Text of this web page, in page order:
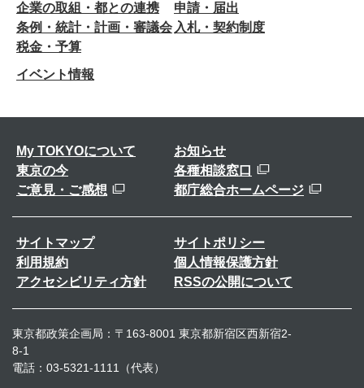
企業の取組・都との連携
申請・届出
条例・統計・計画・審議会 入札・契約制度
税金・予算
イベント情報
My TOKYOについて
お知らせ
東京の今
各種相談窓口
ご意見・ご感想
都庁総合ホームページ
サイトマップ
サイトポリシー
利用規約
個人情報保護方針
アクセシビリティ方針
RSSの公開について
東京都政策企画局：〒163-8001 東京都新宿区西新宿2-
8-1
電話：03-5321-1111（代表）